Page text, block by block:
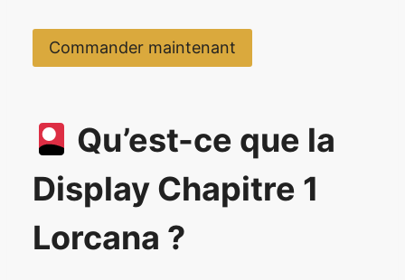
Commander maintenant
Qu’est-ce que la
Display Chapitre 1
Lorcana ?